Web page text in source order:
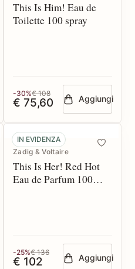
This Is Him! Eau de
Toilette 100 spray
-30%€ 108
€ 75,60 Aggiungi
IN EVIDENZA
Zadig & Voltaire
This Is Her! Red Hot
Eau de Parfum 100
-25%€ 136
€ 102 Aggiungi